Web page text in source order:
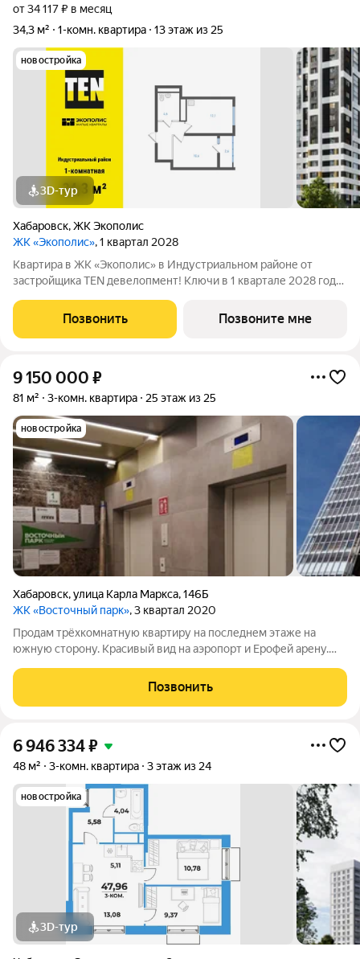
от 34 117 ₽ в месяц
34,3 м²
1-комн. квартира 13 этаж из 25
новостройка
3D-тур
Хабаровск,ЖК Экополис
ЖК «Экополис», 1 квартал 2028
Квартира в ЖК «Экополис» в Индустриальном районе от
застройщика TEN девелопмент! Ключи в 1 квартале 2028 года.
семьи есть все необходимое, и где жить комфортно,
экологично и безопасно. Это
Позвонить Позвоните мне
9 150 000 ₽
81 м² 3-комн. квартира 25 этаж из 25
новостройка
Хабаровск,улица Карла Маркса,146Б
ЖК «Восточный парк», 3 квартал 2020
Продам трёхкомнатную квартиру на последнем этаже на
южную сторону. Красивый вид на аэропорт и Ерофей арену.
лоджии. Большая придомовая территория с беседками,
беговой дорожкой, местами для отдыха.
Позвонить
6 946 334₽
48 м² 3-комн. квартира 3 этаж из 24
новостройка
3D-тур